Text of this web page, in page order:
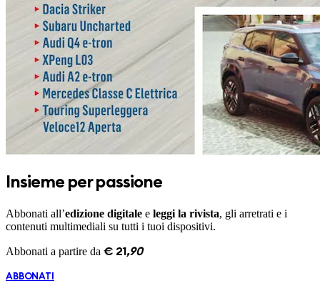
Insieme per passione
Abbonati all’edizione digitale e leggi la rivista, gli arretrati e i
contenuti multimediali su tutti i tuoi dispositivi.
Abbonati a partire da € 21 ,90
ABBONATI